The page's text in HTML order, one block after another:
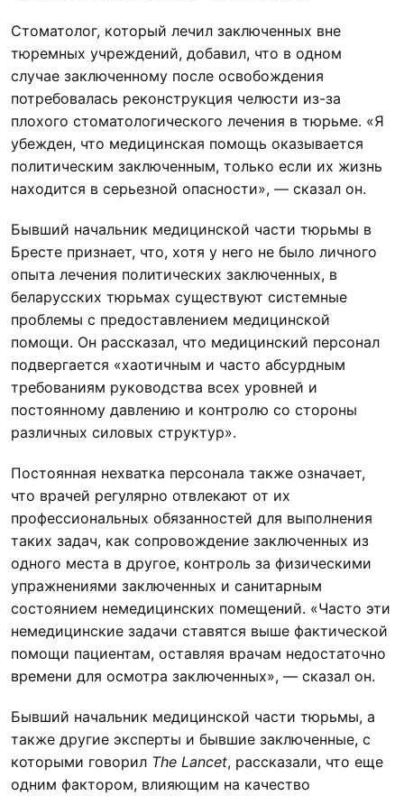
Стоматолог, который лечил заключенных вне
тюремных учреждений, добавил, что в одном
случае заключенному после освобождения
потребовалась реконструкция челюсти из-за
плохого стоматологического лечения в тюрьме. «Я
убежден, что медицинская помощь оказывается
политическим заключенным, только если их жизнь
находится в серьезной опасности», — сказал он.
Бывший начальник медицинской части тюрьмы в
Бресте признает, что, хотя у него не было личного
опыта лечения политических заключенных, в
беларусских тюрьмах существуют системные
проблемы с предоставлением медицинской
помощи. Он рассказал, что медицинский персонал
подвергается «хаотичным и часто абсурдным
требованиям руководства всех уровней и
постоянному давлению и контролю со стороны
различных силовых структур».
Постоянная нехватка персонала также означает,
что врачей регулярно отвлекают от их
профессиональных обязанностей для выполнения
таких задач, как сопровождение заключенных из
одного места в другое, контроль за физическими
упражнениями заключенных и санитарным
состоянием немедицинских помещений. «Часто эти
немедицинские задачи ставятся выше фактической
помощи пациентам, оставляя врачам недостаточно
времени для осмотра заключенных», — сказал он.
Бывший начальник медицинской части тюрьмы, а
также другие эксперты и бывшие заключенные, с
которыми говорил The Lancet, рассказали, что еще
одним фактором, влияющим на качество